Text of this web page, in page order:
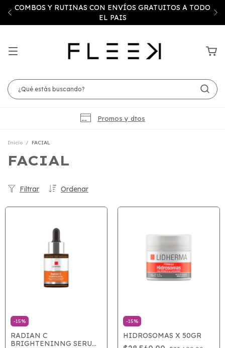
COMBOS Y RUTINAS CON ENVÍOS GRATUITOS A TODO
EL PAIS
Promos y dtos
Inicio / FACIAL
FACIAL
Ordenar
Filtrar
-15%
RADIAN C
BRIGHTENINNG SERUM
-15%
HIDROSOMAS X 50GR